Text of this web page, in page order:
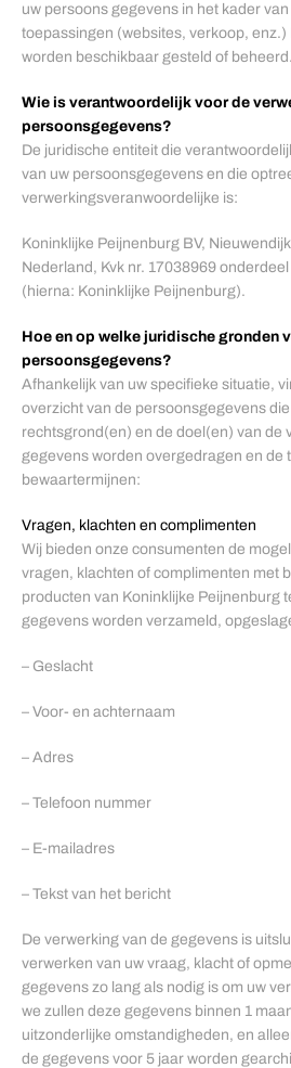
uw persoons gegevens in het kader
toepassingen (websites, verkoop,
worden beschikbaar gesteld of beheerd.
Wie is verantwoordelijk voor de
persoonsgegevens?
De juridische entiteit die
van uw persoonsgegevens en die
verwerkingsveranwoordelijke is:
Koninklijke Peijnenburg BV,
Nederland, Kvk nr. 17038969
(hierna: Koninklijke Peijnenburg).
Hoe en op welke juridische gronden
persoonsgegevens?
Afhankelijk van uw specifieke situatie,
overzicht van de persoonsgegevens
rechtsgrond(en) en de doel(en) van de
gegevens worden overgedragen en de
bewaartermijnen:
Vragen, klachten en complimenten
Wij bieden onze consumenten de
vragen, klachten of complimenten met
producten van Koninklijke Peijnenburg
gegevens worden verzameld,
– Geslacht
– Voor- en achternaam
– Adres
– Telefoon nummer
– E-mailadres
– Tekst van het bericht
De verwerking van de gegevens is
verwerken van uw vraag, klacht of
gegevens zo lang als nodig is om uw
we zullen deze gegevens binnen 1
uitzonderlijke omstandigheden, en
de gegevens voor 5 jaar worden